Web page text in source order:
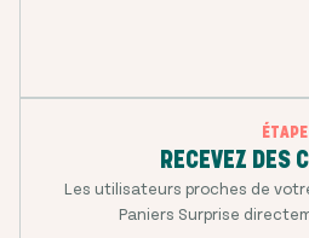
RECEVEZ DES
Les utilisateurs proches de
Paniers Surprise